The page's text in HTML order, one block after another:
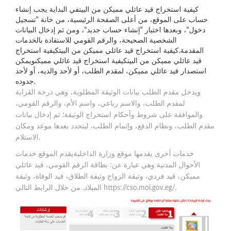
كيفية استخراج قيد عائلي مميكن من البيتفي البداية يجب إنشاء
حساب على الموقع، من أعلى الصفحة الرئيسية، من خانة "تسجيل
دخول"، وبعدها اختيار "إنشاء حساب جديد"، ومن ثم إدخال البيانات
الشخصية الصحيحة، والرقم القومي للاستفادة بالخدمات
المقدمة.كيفية استخراج قيد عائلي مميكن من البيتكيفية استخراج
قيد عائلي مميكن من البيتكيفية استخراج قيد عائلي مميكنويمكن
استصدار قيد عائلي مميكن، لمقدم الطلب، أو لأحد والديه، أو لأحد
جدوده.
ويدخل مقدم الطلب بيانات الوثيقة المطلوبة، وهي درجة القرابة
لمقدم الطلب، والاسم رباعي، واسم الأم، والرقم القومي،
والموافقة على شروط وأحكام استخراج الوثيقة؛ ثم إدخال بيانات
مقدم الطلب، ونظام الدفع، وإتمام الطلب، ليتحدد بعدها موعد ومكان
الاستلام.
خدمات أخرى يقدمها موقع وزارة الداخليةيقدم الموقع خدمات
الأحوال المدنية وهي عبارة عن: بطاقة الرقم القومي، قيد عائلي
مميكن، قيد فردي، وثيقة الزواج وثيقة الطلاق، قيد الوفاة، وثيقة
الميلاد. من خلال الرابط التالي https://cso.moi.gov.eg/.